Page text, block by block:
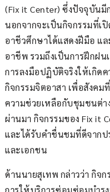
(Fix it Center) ซึ่งปัจจุบันมี
นอกจากจะเป็นกิจกรรมที่เ
อาชีวศึกษาได้แสดงฝีมือ แล
อาชีพ รวมถึงเป็นการฝึกฝ
การลงมือปฏิบัติจริงให้เกิด
กิจกรรมจิตอาสา เพื่อสังค
ความช่วยเหลือกับชุมชนต่า
ผ่านมา กิจกรรมของ Fix it
และได้รับคำชื่นชมที่ดีจาก
และเอกชน
ด้านนายสุเทพ กล่าวว่า กิจ